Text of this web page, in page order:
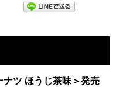
ツ ほうじ茶味＞発売